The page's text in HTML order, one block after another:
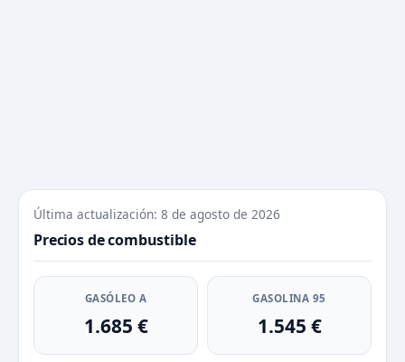
Última actualización: 8 de agosto de 2026
Precios de combustible
GASÓLEO A
1.685 €
GASOLINA 95
1.545 €